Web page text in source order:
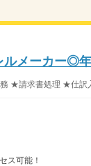
ルメーカー◎
★請求書処理 ★仕訳
ス可能！